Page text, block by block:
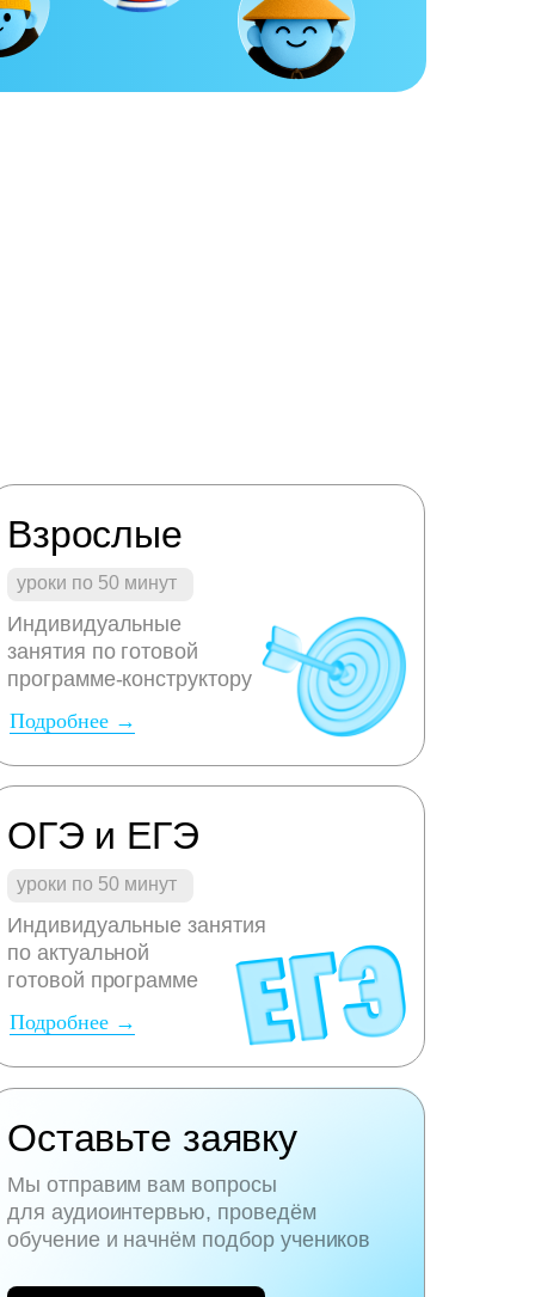
Мы отправим вам вопросы
для аудиоинтервью, проведём
обучение и начнём подбор учеников
Оставьте заявку
Подробнее →
ОГЭ и ЕГЭ
уроки по 50 минут
Индивидуальные занятия
по актуальной
готовой программе
Подробнее →
Индивидуальные
занятия по готовой
программе-конструктору
уроки по 50 минут
Взрослые